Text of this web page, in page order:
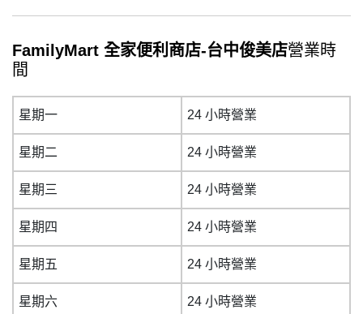
FamilyMart 全家便利商店-台中俊美店營業時
間
星期一 24 小時營業
星期二 24 小時營業
星期三 24 小時營業
星期四 24 小時營業
星期五 24 小時營業
星期六 24 小時營業